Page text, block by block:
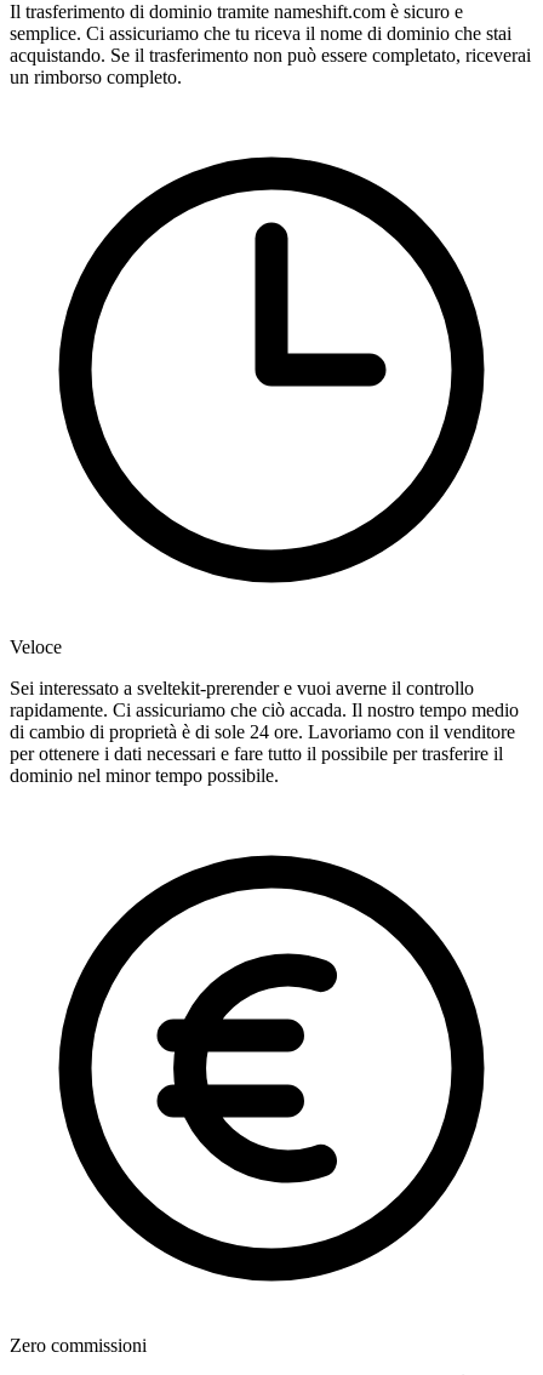
Il trasferimento di dominio tramite nameshift.com è sicuro e
semplice. Ci assicuriamo che tu riceva il nome di dominio che stai
acquistando. Se il trasferimento non può essere completato, riceverai
un rimborso completo.
Veloce
Sei interessato a sveltekit-prerender e vuoi averne il controllo
rapidamente. Ci assicuriamo che ciò accada. Il nostro tempo medio
di cambio di proprietà è di sole 24 ore. Lavoriamo con il venditore
per ottenere i dati necessari e fare tutto il possibile per trasferire il
dominio nel minor tempo possibile.
Zero commissioni